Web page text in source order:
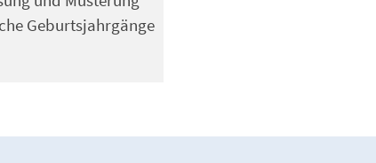
Geburtsjahrgänge